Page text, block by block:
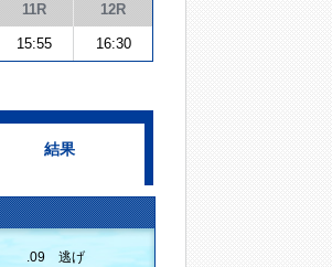
11R 12R
15:55 16:30
結果
.09 逃げ